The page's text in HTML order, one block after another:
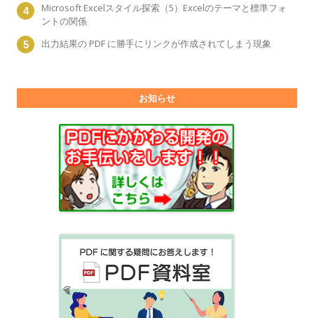
Microsoft Excelスタイル探索（5）Excelのテーマと標準フォ
ントの関係
出力結果の PDF に勝手にリンクが作成されてしまう現象
お知らせ